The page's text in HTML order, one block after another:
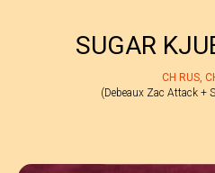
SUGAR
CH RUS,
(Debeaux Zac Attack +